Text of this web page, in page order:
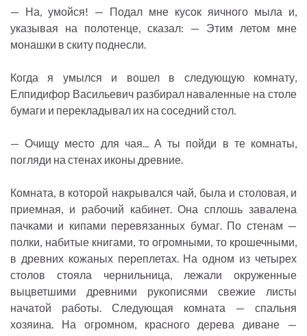
— На, умойся! — Подал мне кусок яичного мыла и,
указывая на полотенце, сказал: — Этим летом мне
монашки в скиту поднесли.
Когда я умылся и вошел в следующую комнату,
Елпидифор Васильевич разбирал наваленные на столе
бумаги и перекладывал их на соседний стол.
— Очищу место для чая... А ты пойди в те комнаты,
погляди на стенах иконы древние.
Комната, в которой накрывался чай, была и столовая, и
приемная, и рабочий кабинет. Она сплошь завалена
пачками и кипами перевязанных бумаг. По стенам —
полки, набитые книгами, то огромными, то крошечными,
в древних кожаных переплетах. На одном из четырех
столов стояла чернильница, лежали окруженные
выцветшими древними рукописями свежие листы
начатой работы. Следующая комната — спальня
хозяина. На огромном, красного дерева диване —